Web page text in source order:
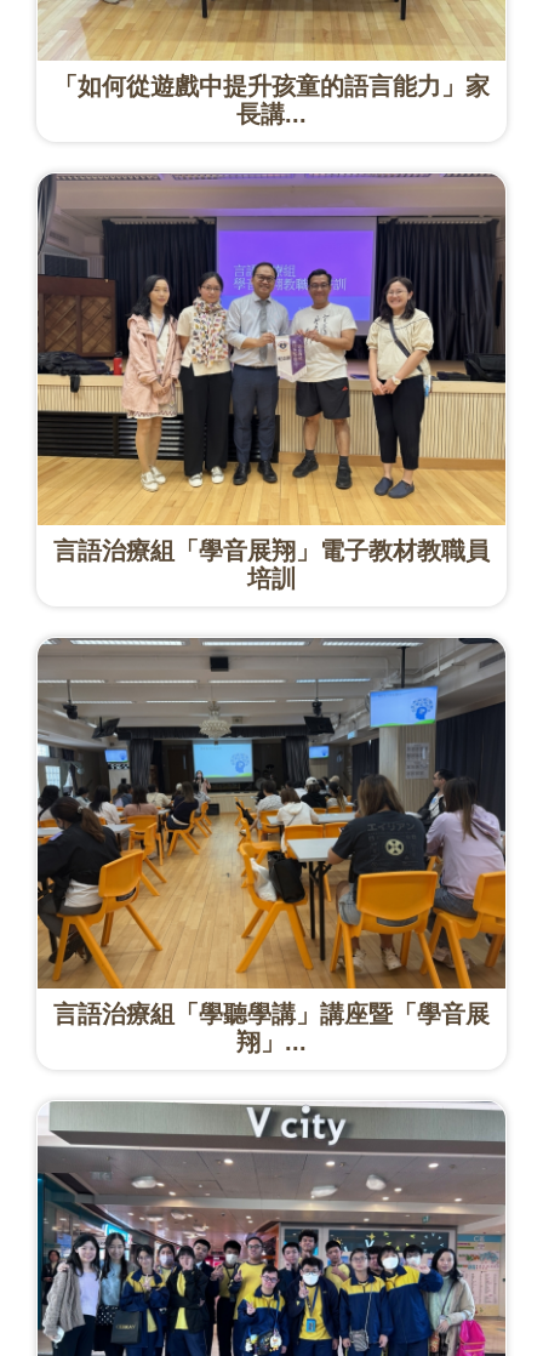
「如何從遊戲中提升孩童的語言能力」家
長講...
言語治療組「學音展翔」電子教材教職員
培訓
言語治療組「學聽學講」講座暨「學音展
翔」...